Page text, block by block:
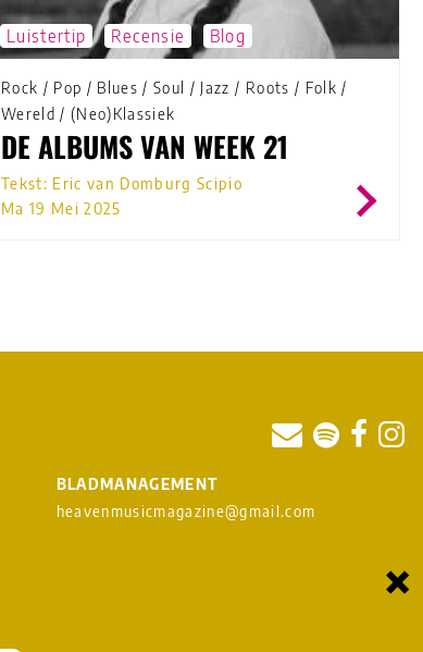
×
Luistertip Recensie Blog
Rock / Pop / Blues / Soul / Jazz / Roots / Folk /
Wereld / (Neo)Klassiek
DE ALBUMS VAN WEEK 21
Tekst: Eric van Domburg Scipio
Ma 19 Mei 2025
BLADMANAGEMENT
heavenmusicmagazine@gmail.com